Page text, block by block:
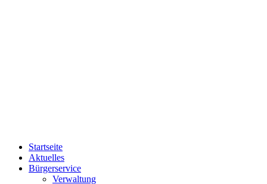
Startseite
Aktuelles
Bürgerservice
Verwaltung